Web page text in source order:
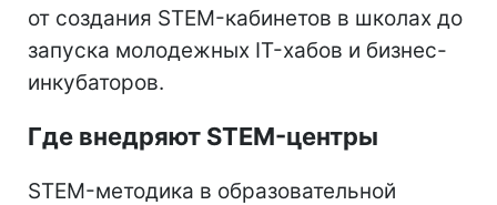
от создания STEM-кабинетов в школах до
запуска молодежных IT-хабов и бизнес-
инкубаторов.
Где внедряют STEM-центры
STEM-методика в образовательной